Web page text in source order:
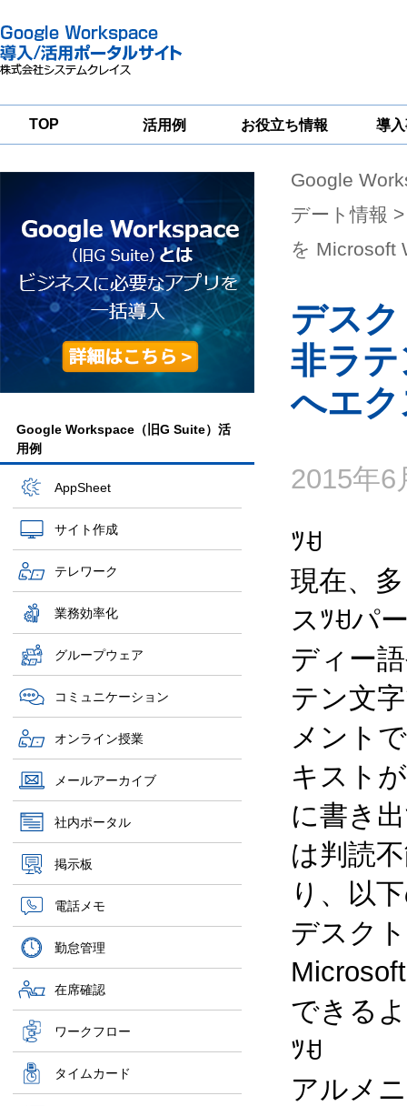
TOP 活用例 お役立ち情報
一
導
グループウェア
移行支援
Google
Workspace
セキュリティ
対策サービス
Google Workspace（旧G Suite）活
用例
AppSheet
サイト作成
テレワーク
業務効率化
グループウェア
コミュニケーション
オンライン授業
メールアーカイブ
社内ポータル
掲示板
電話メモ
勤怠管理
在席確認
ワークフロー
タイムカード
Google
デート情報
を Microsoft
デス
非ラ
へエ
2015年6
ﾂꀀ
現在、
スﾂꀀパ
ディー
テン文
メント
キスト
に書き
は判読
り、以
デスク
できる
ﾂꀀ
アルメ